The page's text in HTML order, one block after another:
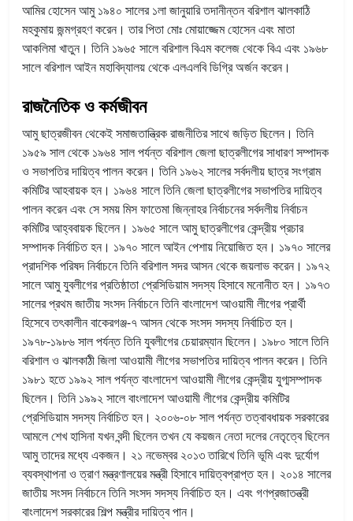
আমির হোসেন আমু ১৯৪০ সালের ১লা জানুয়ারি তদানীন্তন বরিশাল ঝালকাঠি
মহকুমায় জন্মগ্রহণ করেন। তার পিতা মোঃ মোয়াজ্জেম হোসেন এবং মাতা
আকলিমা খাতুন। তিনি ১৯৬৫ সালে বরিশাল বিএম কলেজ থেকে বিএ এবং ১৯৬৮
সালে বরিশাল আইন মহাবিদ্যালয় থেকে এলএলবি ডিগ্রি অর্জন করেন।
রাজনৈতিক ও কর্মজীবন
আমু ছাত্রজীবন থেকেই সমাজতান্ত্রিক রাজনীতির সাথে জড়িত ছিলেন। তিনি
১৯৫৯ সাল থেকে ১৯৬৪ সাল পর্যন্ত বরিশাল জেলা ছাত্রলীগের সাধারণ সম্পাদক
ও সভাপতির দায়িত্ব পালন করেন। তিনি ১৯৬২ সালের সর্বদলীয় ছাত্র সংগ্রাম
কমিটির আহবায়ক হন। ১৯৬৪ সালে তিনি জেলা ছাত্রলীগের সভাপতির দায়িত্ব
পালন করেন এবং সে সময় মিস ফাতেমা জিন্নাহর নির্বাচনের সর্বদলীয় নির্বাচন
কমিটির আহ্ববায়ক ছিলেন। ১৯৬৫ সালে আমু ছাত্রলীগের কেন্দ্রীয় প্রচার
সম্পাদক নির্বাচিত হন। ১৯৭০ সালে আইন পেশায় নিয়োজিত হন। ১৯৭০ সালের
প্রাদশিক পরিষদ নির্বাচনে তিনি বরিশাল সদর আসন থেকে জয়লাভ করেন। ১৯৭২
সালে আমু যুবলীগের প্রতিষ্ঠাতা প্রেসিডিয়াম সদস্য হিসাবে মনোনীত হন। ১৯৭৩
সালের প্রথম জাতীয় সংসদ নির্বাচনে তিনি বাংলাদেশ আওয়ামী লীগের প্রার্থী
হিসেবে তৎকালীন বাকেরগঞ্জ-৭ আসন থেকে সংসদ সদস্য নির্বাচিত হন।
১৯৭৮-১৯৮৬ সাল পর্যন্ত তিনি যুবলীগের চেয়ারম্যান ছিলেন। ১৯৮০ সালে তিনি
বরিশাল ও ঝালকাঠী জিলা আওয়ামী লীগের সভাপতির দায়িত্ব পালন করেন। তিনি
১৯৮১ হতে ১৯৯২ সাল পর্যন্ত বাংলাদেশ আওয়ামী লীগের কেন্দ্রীয় যুগ্মসম্পাদক
ছিলেন। তিনি ১৯৯২ সালে বাংলাদেশ আওয়ামী লীগের কেন্দ্রীয় কমিটির
প্রেসিডিয়াম সদস্য নির্বাচিত হন। ২০০৬-০৮ সাল পর্যন্ত তত্বাবধায়ক সরকারের
আমলে শেখ হাসিনা যখন বন্দী ছিলেন তখন যে কয়জন নেতা দলের নেতৃত্বে ছিলেন
আমু তাদের মধ্যে একজন। ২১ নভেম্বর ২০১৩ তারিখে তিনি ভূমি এবং দুর্যোগ
ব্যবস্থাপনা ও ত্রাণ মন্ত্রণালয়ের মন্ত্রী হিসাবে দায়িত্বপ্রাপ্ত হন। ২০১৪ সালের
জাতীয় সংসদ নির্বাচনে তিনি সংসদ সদস্য নির্বাচিত হন। এবং গণপ্রজাতন্ত্রী
বাংলাদেশ সরকারের শিল্প মন্ত্রীর দায়িত্ব পান।